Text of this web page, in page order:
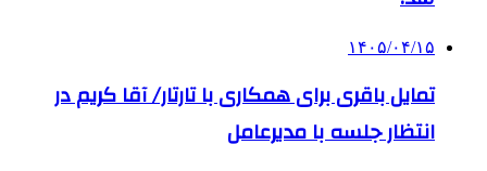
۱۴۰۵/۰۴/۱۵
تمایل باقری برای همکاری با تارتار/ آقا کریم در
انتظار جلسه با مدیرعامل